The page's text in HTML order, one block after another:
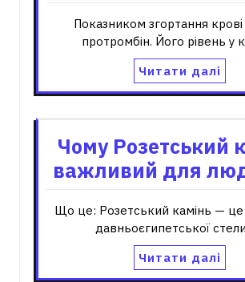
Показником згортання крові
протромбін. Його рівень у
Читати далі
Чому Розетський
важливий для
Що це: Розетський камінь —
давньоєгипетської
Читати далі